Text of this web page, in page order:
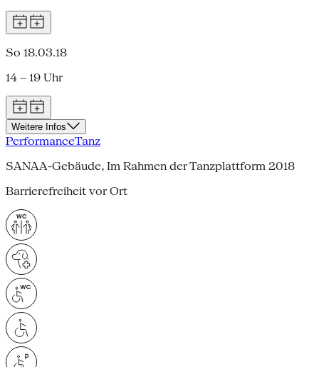
So 18.03.18
14 – 19 Uhr
Weitere Infos
PerformanceTanz
SANAA-Gebäude, Im Rahmen der Tanzplattform 2018
Barrierefreiheit vor Ort